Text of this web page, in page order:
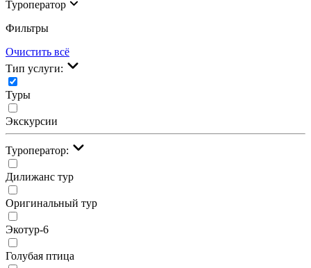
Туроператор
Фильтры
Очистить всё
Тип услуги:
Туры
Экскурсии
Туроператор:
Дилижанс тур
Оригинальный тур
Экотур-6
Голубая птица